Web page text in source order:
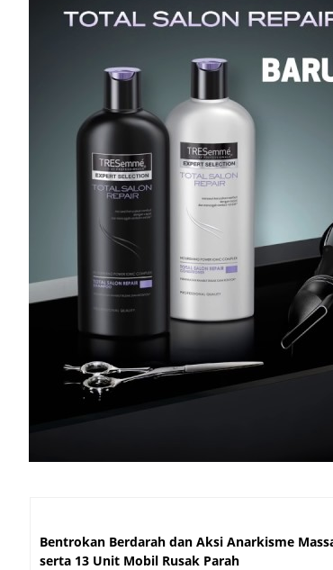
Bentrokan Berdarah dan Aksi Anarkisme
serta 13 Unit Mobil Rusak Parah